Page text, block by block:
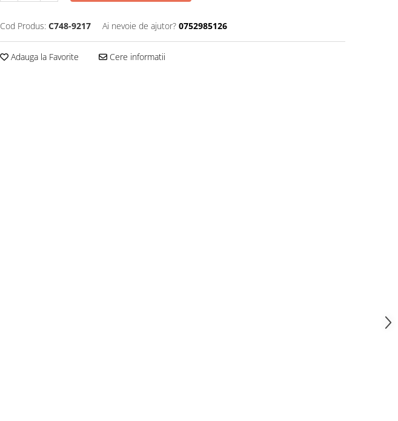
Cod Produs: C748-9217 Ai nevoie de ajutor? 0752985126
Adauga la Favorite Cere informatii